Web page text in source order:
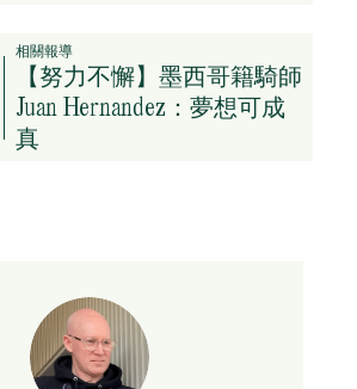
相關報導
【努力不懈】墨西哥籍騎師
Juan Hernandez：夢想可成
真